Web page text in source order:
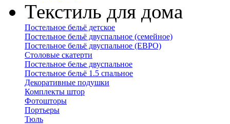
Текстиль для дома
Постельное бельё детское
Постельное бельё двуспальное (семейное)
Постельное бельё двуспальное (ЕВРО)
Столовые скатерти
Постельное белье двуспальное
Постельное бельё 1.5 спальное
Декоративные подушки
Комплекты штор
Фотошторы
Портьеры
Тюль